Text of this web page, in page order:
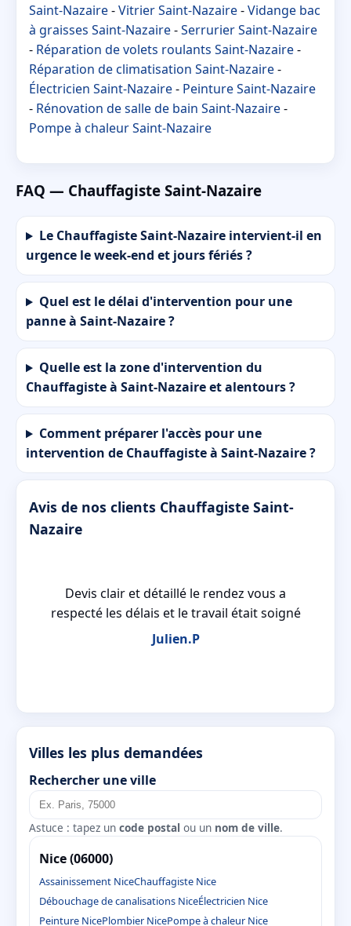
Saint-Nazaire-Vitrier Saint-Nazaire-Vidange bac
à graisses Saint-Nazaire-Serrurier Saint-Nazaire
- Réparation de volets roulants Saint-Nazaire-
Réparation de climatisation Saint-Nazaire-
Électricien Saint-Nazaire- Peinture Saint-Nazaire
- Rénovation de salle de bain Saint-Nazaire-
Pompe à chaleur Saint-Nazaire
FAQ — Chauffagiste Saint-Nazaire
Le Chauffagiste Saint-Nazaire intervient-il en
urgence le week-end et jours fériés ?
Quel est le délai d'intervention pour une
panne à Saint-Nazaire ?
Quelle est la zone d'intervention du
Chauffagiste à Saint-Nazaire et alentours ?
Comment préparer l'accès pour une
intervention de Chauffagiste à Saint-Nazaire ?
Avis de nos clients Chauffagiste Saint-
Nazaire
Devis clair et détaillé le rendez vous a
respecté les délais et le travail était soigné
Julien.P
Villes les plus demandées
Rechercher une ville
Astuce : tapez un code postal ou un nom de ville.
Nice (06000)
Assainissement NiceChauffagiste Nice
Débouchage de canalisations NiceÉlectricien Nice
Peinture NicePlombier NicePompe à chaleur Nice